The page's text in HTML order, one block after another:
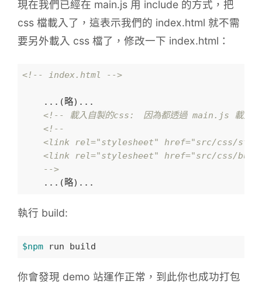
現在我們已經在 main.js 用 include 的方式，把
css 檔載入了，這表示我們的 index.html 就不需
要另外載入 css 檔了，修改一下 index.html：
<!-- index.html -->
    ...(略)...
<!-- 載入自製的css:　因為都透過 main.js 載入了
<!--
<link rel="stylesheet" href="src/css/
<link rel="stylesheet" href="src/css/
    -->
執行 build:
$npm
你會發現 demo 站運作正常，到此你也成功打包